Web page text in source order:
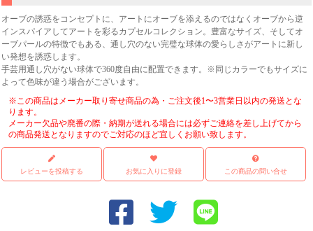
オーブの誘惑をコンセプトに、アートにオーブを添えるのではなくオーブから逆
インスパイアしてアートを彩るカプセルコレクション。豊富なサイズ、そしてオ
ーブパールの特徴でもある、通し穴のない完璧な球体の愛らしさがアートに新し
い発想を誘惑します。
手芸用通し穴がない球体で360度自由に配置できます。※同じカラーでもサイズに
よって色味が違う場合がございます。
※この商品はメーカー取り寄せ商品の為・ご注文後1〜3営業日以内の発送とな
ります。
メーカー欠品や廃番の際・納期が送れる場合には必ずご連絡を差し上げてから
の商品発送となりますのでご対応のほど宜しくお願い致します。
レビューを投稿する お気に入りに登録 この商品の問い合せ